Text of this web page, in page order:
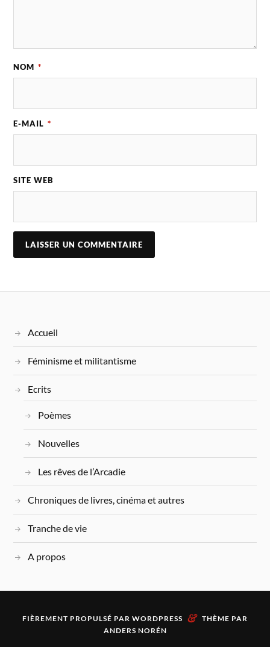
NOM *
E-MAIL *
SITE WEB
Accueil
Féminisme et militantisme
Ecrits
Poèmes
Nouvelles
Les rêves de l’Arcadie
Chroniques de livres, cinéma et autres
Tranche de vie
A propos
FIÈREMENT PROPULSÉ PAR WORDPRESS & THÈME PAR
ANDERS NORÉN